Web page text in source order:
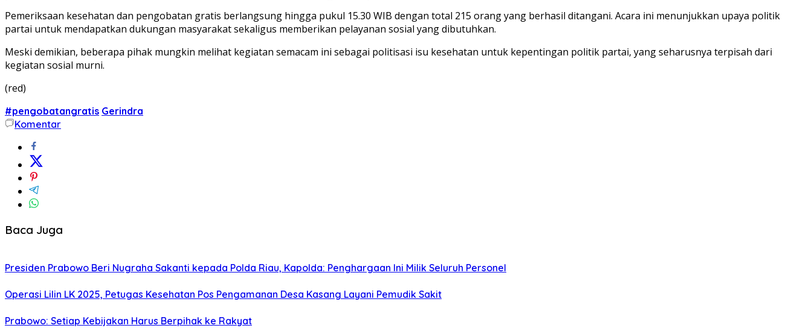
Pemeriksaan kesehatan dan pengobatan gratis berlangsung hingga pukul 15.30 WIB dengan total 215 orang yang berhasil ditangani. Acara ini menunjukkan upaya politik
partai untuk mendapatkan dukungan masyarakat sekaligus memberikan pelayanan sosial yang dibutuhkan.
Meski demikian, beberapa pihak mungkin melihat kegiatan semacam ini sebagai politisasi isu kesehatan untuk kepentingan politik partai, yang seharusnya terpisah dari
kegiatan sosial murni.
(red)
#pengobatangratis Gerindra
Komentar
Baca Juga
Presiden Prabowo Beri Nugraha Sakanti kepada Polda Riau, Kapolda: Penghargaan Ini Milik Seluruh Personel
Operasi Lilin LK 2025, Petugas Kesehatan Pos Pengamanan Desa Kasang Layani Pemudik Sakit
Prabowo: Setiap Kebijakan Harus Berpihak ke Rakyat